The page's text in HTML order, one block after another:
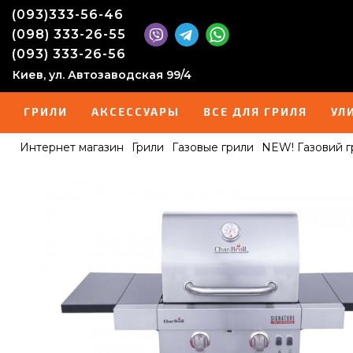
(093)333-56-46
(098) 333-26-55
(093) 333-26-56
Киев, ул. Автозаводская 99/4
ГРИЛИ АКСЕССУАРЫ ВСЕ ДЛЯ ГРИЛЯ
Интернет магазин Грили Газовые грили NEW! Газовий